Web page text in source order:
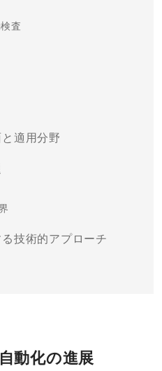
査
適用分野
技術的アプローチ
動化の進展